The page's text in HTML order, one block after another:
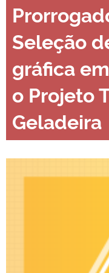
Seleção
gráfica
o Projeto
Geladeira